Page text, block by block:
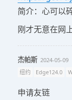
简介：心可以
刚才无意在网
杰帕斯 2024-05-09
纽约
Edge124.0
申请友链